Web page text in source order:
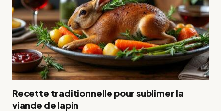
Recette traditionnelle pour sublimer la
viande de lapin